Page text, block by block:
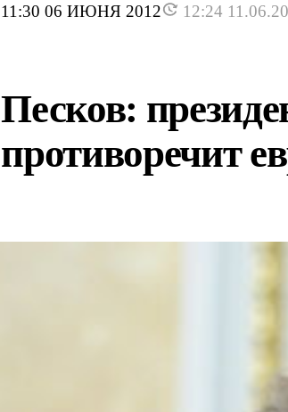
11:30 06 ИЮНЯ 2012 12:24
Песков:
противоречит